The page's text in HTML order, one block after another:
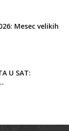
Mesec velikih
U SAT: